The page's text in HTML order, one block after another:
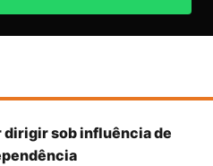
sob influência de